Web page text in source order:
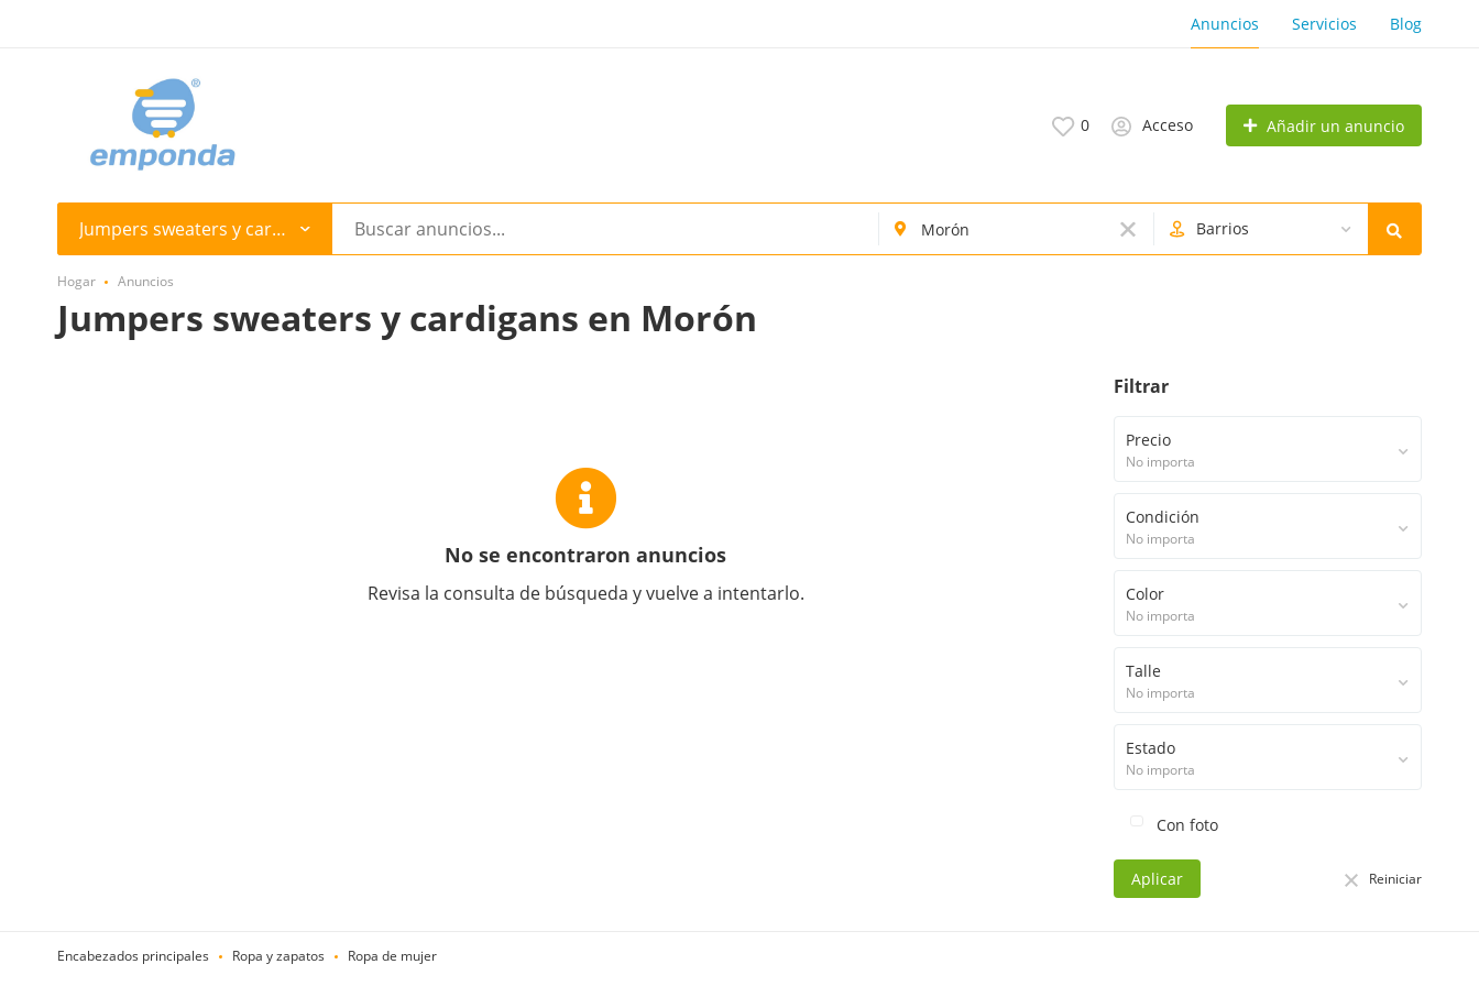
Anuncios Servicios Blog
0 Acceso Añadir un anuncio
Jumpers sweaters y cardigans Barrios
Hogar Anuncios
Jumpers sweaters y cardigans en Morón
No se encontraron anuncios
Revisa la consulta de búsqueda y vuelve a intentarlo.
Filtrar
Precio
No importa
Condición
No importa
Color
No importa
Talle
No importa
Estado
No importa
Con foto
Aplicar Reiniciar
Encabezados principales Ropa y zapatos Ropa de mujer